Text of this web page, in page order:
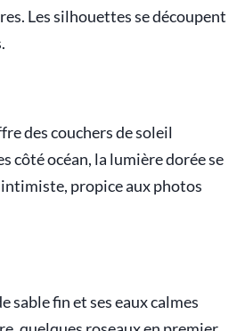
Les silhouettes se découpent
des couchers de soleil
côté océan, la lumière dorée se
intimiste, propice aux photos
sable fin et ses eaux calmes